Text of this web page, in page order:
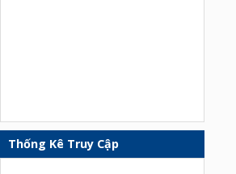
Thống Kê Truy Cập